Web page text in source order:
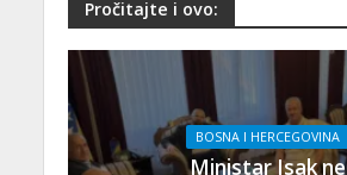
Pročitajte i ovo:
BOSNA I HERCEGOVINA
Ministar Isak ne